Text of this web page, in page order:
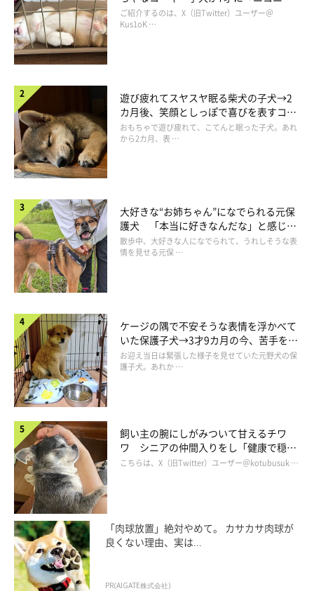
ロアくんをお迎えしたときの様子。先住ハスキーたちは興味津々！
@RenaSyun
3頭の愛犬たちと賑やかな毎日を過ごしている飼い主さん。子犬
主」だといい、自分よりはるかに大きいお兄ちゃん犬たちに向か
って吠えまくっているのだそう。
「我が家では“ちびっ子ギャング”と呼んでいます」
について話す飼い主さん。ロアくんはレイくんとリクくんを追い
かけ回しているそうで、2頭は逃げるのに必死なのだとか！
コ“コーギースマイル”が魅力のコに成
長！
ご紹介するのは、X（旧Twitter）ユーザー＠
Kus1oK …
遊び疲れてスヤスヤ眠る柴犬の子犬→2
カ月後、笑顔としっぽで喜びを表すコに
成長！
おもちゃで遊び疲れて、こてんと眠った子犬。あれ
から2カ月、表 …
大好きな“お姉ちゃん”になでられる元保
護犬 「本当に好きなんだな」と感じる
表情にほっこり
散歩中、大好きな人になでられて、うれしそうな表
情を見せる元保 …
ケージの隅で不安そうな表情を浮かべて
いた保護子犬→3才9カ月の今、苦手を克
服し頼もしいコに成長！
お迎え当日は緊張した様子を見せていた元野犬の保
護子犬。あれか …
飼い主の腕にしがみついて甘えるチワ
ワ シニアの仲間入りをし「健康で穏や
かな暮らしが続いてほしい」と願う
こちらは、X（旧Twitter）ユーザー＠kotubusuk …
「肉球放置」絶対やめて。 カサカサ肉球が
良くない理由、実は...
PR(AIGATE株式会社)